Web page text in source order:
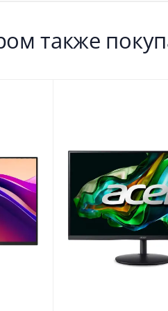
также